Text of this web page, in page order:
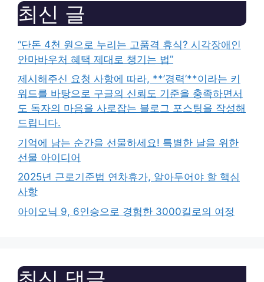
최신 글
“단돈 4천 원으로 누리는 고품격 휴식? 시각장애인
안마바우처 혜택 제대로 챙기는 법”
제시해주신 요청 사항에 따라, **’경력’**이라는 키
워드를 바탕으로 구글의 신뢰도 기준을 충족하면서
도 독자의 마음을 사로잡는 블로그 포스팅을 작성해
드립니다.
기억에 남는 순간을 선물하세요! 특별한 날을 위한
선물 아이디어
2025년 근로기준법 연차휴가, 알아두어야 할 핵심
사항
아이오닉 9, 6인승으로 경험한 3000킬로의 여정